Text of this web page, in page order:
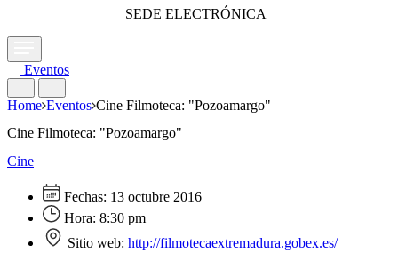
SEDE ELECTRÓNICA
Eventos
Home Eventos Cine Filmoteca: "Pozoamargo"
Cine Filmoteca: "Pozoamargo"
Cine
Fechas: 13 octubre 2016
Hora: 8:30 pm
Sitio web: http://filmotecaextremadura.gobex.es/